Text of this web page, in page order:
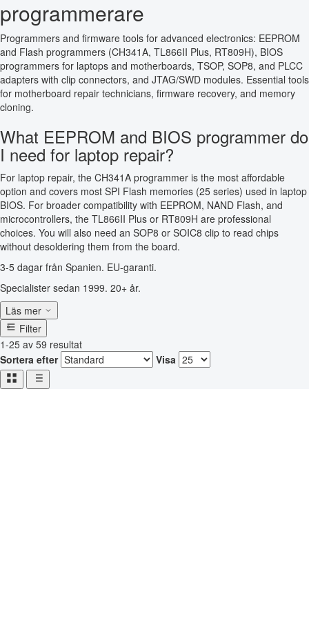
programmerare
Programmers and firmware tools for advanced electronics: EEPROM
and Flash programmers (CH341A, TL866II Plus, RT809H), BIOS
programmers for laptops and motherboards, TSOP, SOP8, and PLCC
adapters with clip connectors, and JTAG/SWD modules. Essential tools
for motherboard repair technicians, firmware recovery, and memory
cloning.
What EEPROM and BIOS programmer do
I need for laptop repair?
For laptop repair, the CH341A programmer is the most affordable
option and covers most SPI Flash memories (25 series) used in laptop
BIOS. For broader compatibility with EEPROM, NAND Flash, and
microcontrollers, the TL866II Plus or RT809H are professional
choices. You will also need an SOP8 or SOIC8 clip to read chips
without desoldering them from the board.
3-5 dagar från Spanien. EU-garanti.
Specialister sedan 1999. 20+ år.
Läs mer
Filter
1-25 av 59 resultat
Sortera efter
Visa